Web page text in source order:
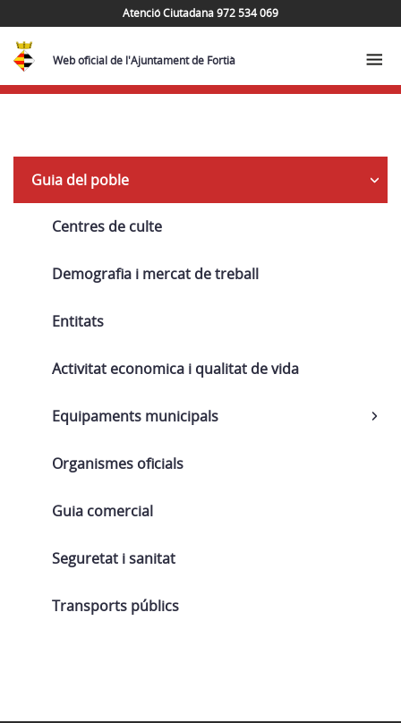
Atenció Ciutadana 972 534 069
Web oficial de l'Ajuntament de Fortià
Navega
Guia del poble
Centres de culte
Demografia i mercat de treball
Entitats
Activitat economica i qualitat de vida
Equipaments municipals
Organismes oficials
Guia comercial
Seguretat i sanitat
Transports públics